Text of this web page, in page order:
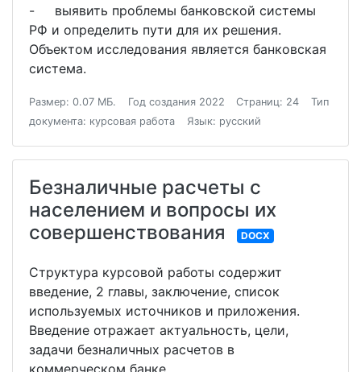
- выявить проблемы банковской системы
РФ и определить пути для их решения.
Объектом исследования является банковская
система.
Размер: 0.07 МБ. Год создания 2022 Страниц: 24
Тип
документа: курсовая работа
Язык: русский
Безналичные расчеты с
населением и вопросы их
совершенствования
DOCX
Структура курсовой работы содержит
введение, 2 главы, заключение, список
используемых источников и приложения.
Введение отражает актуальность, цели,
задачи безналичных расчетов в
коммерческом банке.